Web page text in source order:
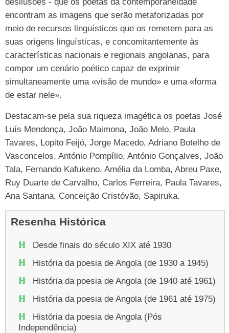
encontram as imagens que serão metaforizadas por
meio de recursos linguísticos que os remetem para as
suas origens linguísticas, e concomitantemente às
características nacionais e regionais angolanas, para
compor um cenário poético capaz de exprimir
simultaneamente uma «visão de mundo» e uma «forma
de estar nele».
Destacam-se pela sua riqueza imagética os poetas José
Luís Mendonça, João Maimona, João Melo, Paula
Tavares, Lopito Feijó, Jorge Macedo, Adriano Botelho de
Vasconcelos, António Pompílio, António Gonçalves, João
Tala, Fernando Kafukeno, Amélia da Lomba, Abreu Paxe,
Ruy Duarte de Carvalho, Carlos Ferreira, Paula Tavares,
Ana Santana, Conceição Cristóvão, Sapiruka.
Resenha Histórica
Desde finais do século XIX até 1930
História da poesia de Angola (de 1930 a 1945)
História da poesia de Angola (de 1940 até 1961)
História da poesia de Angola (de 1961 até 1975)
História da poesia de Angola (Pós
Independência)